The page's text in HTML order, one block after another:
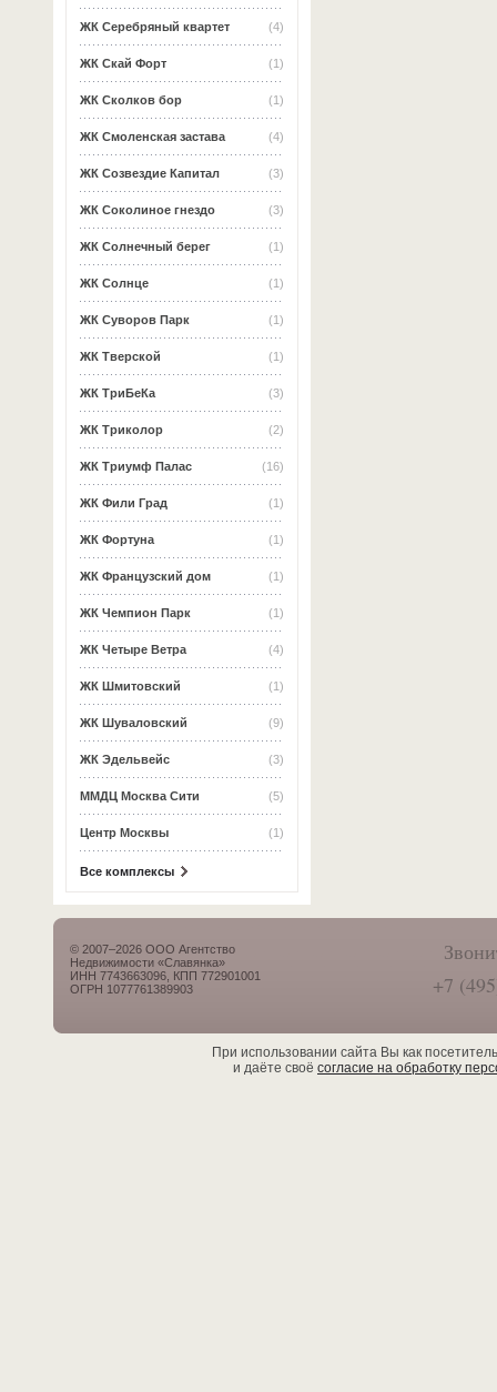
(4)
ЖК Серебряный квартет
(1)
ЖК Скай Форт
(1)
ЖК Сколков бор
(4)
ЖК Смоленская застава
(3)
ЖК Созвездие Капитал
(3)
ЖК Соколиное гнездо
(1)
ЖК Солнечный берег
(1)
ЖК Солнце
(1)
ЖК Суворов Парк
(1)
ЖК Тверской
(3)
ЖК ТриБеКа
(2)
ЖК Триколор
(16)
ЖК Триумф Палас
(1)
ЖК Фили Град
(1)
ЖК Фортуна
(1)
ЖК Французский дом
(1)
ЖК Чемпион Парк
(4)
ЖК Четыре Ветра
(1)
ЖК Шмитовский
(9)
ЖК Шуваловский
(3)
ЖК Эдельвейс
(5)
ММДЦ Москва Сити
(1)
Центр Москвы
Все комплексы
© 2007–2026 ООО Агентство
Недвижимости «Славянка»
ИНН 7743663096, КПП 772901001
ОГРН 1077761389903
+7
При использовании сайта Вы как
и даёте своё согласие на обработку